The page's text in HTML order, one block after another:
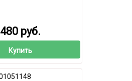
480 руб.
Купить